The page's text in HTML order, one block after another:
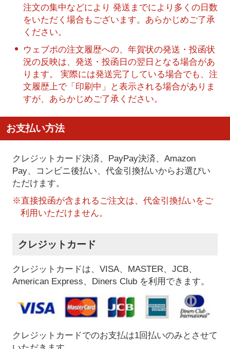
注文の集中などにより 発送までにより多くの日数
をいただく場合もございます。あらかじめご了承
ください。
ウェブポの注文履歴への、年賀状の発送・投函状
況の反映は、発送・投函日の翌日となる場合があ
ります。 実際には発送完了している場合でも、注
文履歴上で「印刷中」と表示される場合がありま
すが、あらかじめご了承ください。
お支払い方法
クレジットカード決済、PayPay決済、Amazon
Pay、コンビニ後払い、代金引換払いからお選びい
ただけます。
※直接投函が含まれるご注文は、代金引換払いをご
利用いただけません。
クレジットカード
クレジットカードは、VISA、MASTER、JCB、
American Express、Diners Club を利用できます。
クレジットカードでのお支払は1回払いのみとさせて